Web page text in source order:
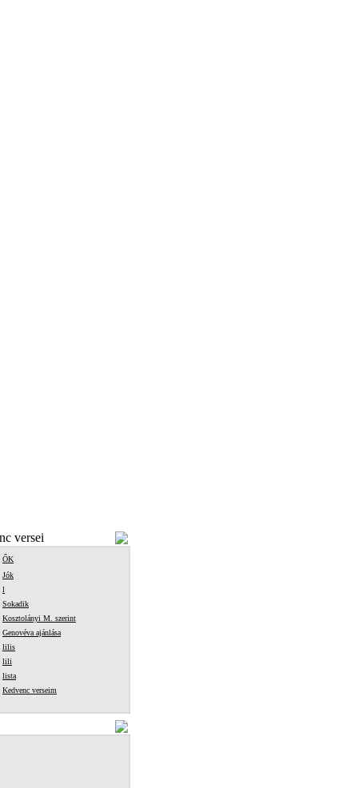
versei
ŐK
Jók
l
Sokadik
Kosztolányi M. szerint
Genovéva ajánlása
lilis
lili
lista
Kedvenc verseim